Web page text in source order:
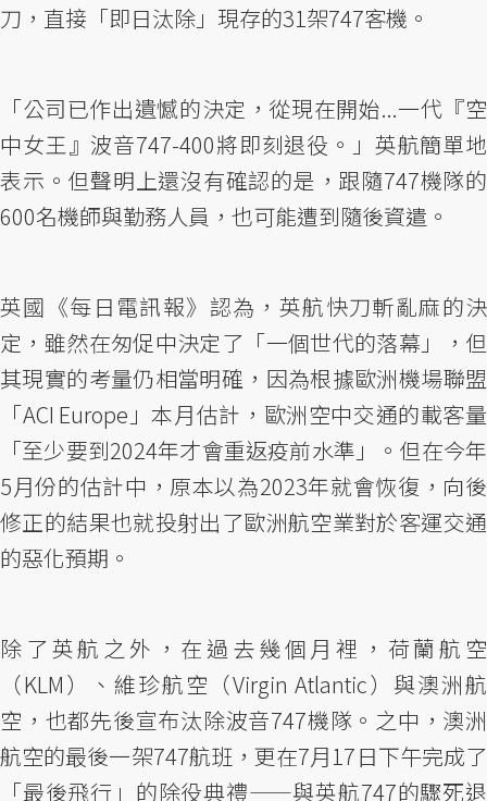
刀，直接「即日汰除」現存的31架747客機。
「公司已作出遺憾的決定，從現在開始...一代『空
中女王』波音747-400將即刻退役。」英航簡單地
表示。但聲明上還沒有確認的是，跟隨747機隊的
600名機師與勤務人員，也可能遭到隨後資遣。
英國《每日電訊報》認為，英航快刀斬亂麻的決
定，雖然在匆促中決定了「一個世代的落幕」，但
其現實的考量仍相當明確，因為根據歐洲機場聯盟
「ACI Europe」本月估計，歐洲空中交通的載客量
「至少要到2024年才會重返疫前水準」。但在今年
5月份的估計中，原本以為2023年就會恢復，向後
修正的結果也就投射出了歐洲航空業對於客運交通
的惡化預期。
除了英航之外，在過去幾個月裡，荷蘭航空
（KLM）、維珍航空（Virgin Atlantic）與澳洲航
空，也都先後宣布汰除波音747機隊。之中，澳洲
航空的最後一架747航班，更在7月17日下午完成了
「最後飛行」的除役典禮——與英航747的驟死退